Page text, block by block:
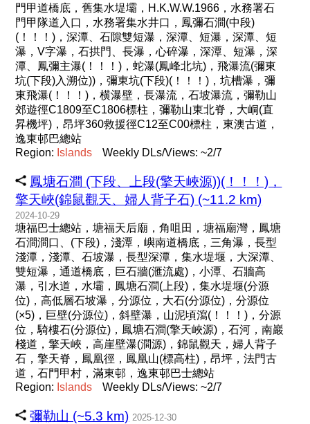
門甲道橋底，舊集水堤壩，H.K.W.W.1966，水務署石
門甲隊道入口，水務署集水井口，鳳彌石澗(中段)
(！！！)，深潭、石隙雙短瀑，深潭、短瀑，深潭、短
瀑，V字瀑，石拱門、長瀑，心碎瀑，深潭、短瀑，深
潭、鳳彌主瀑(！！！)，蛇瀑(鳳峰北坑)，飛瀑流(彌東
坑(下段)入溯位))，彌東坑(下段)(！！！)，坑槽瀑，彌
東飛瀑(！！！)，横瀑壁，長瀑流，石坡瀑流，彌勒山
郊遊徑C1809至C1806標柱，彌勒山東北脊，大峒(直
昇機坪)，昂坪360救援徑C12至C00標柱，東澳古道，
逸東邨巴總站
Region: Islands Weekly DLs/Views: ~2/7
鳳塘石澗 (下段、上段(擎天峽源))(！！！)，
擎天峽(錦鼠觀天、婦人背子石) (~11.2 km)
2024-10-29
塘福巴士總站，塘福天后廟，角咀田，塘福廟灣，鳳塘
石澗澗口、(下段)，淺潭，嶼南道橋底，三角瀑，長型
淺潭，淺潭、石坡瀑，長型深潭，集水堤堰，大深潭、
雙短瀑，通道橋底，巨石牆(滙流處)，小潭、石牆高
瀑，引水道，水壩，鳳塘石澗(上段)，集水堤堰(分源
位)，高低層石坡瀑，分源位，大石(分源位)，分源位
(×5)，巨壁(分源位)，斜壁瀑，山泥頃瀉(！！！)，分源
位，騎樓石(分源位)，鳳塘石澗(擎天峽源)，石河，南巖
棧道，擎天峽，高崖壁瀑(澗源)，錦鼠觀天，婦人背子
石，擎天脊，鳳凰徑，鳳凰山(標高柱)，昂坪，法門古
道，石門甲村，滿東邨，逸東邨巴士總站
Region: Islands Weekly DLs/Views: ~2/7
彌勒山 (~5.3 km) 2025-12-30